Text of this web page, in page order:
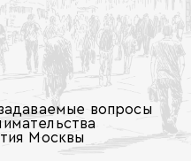
вопросы
Москвы